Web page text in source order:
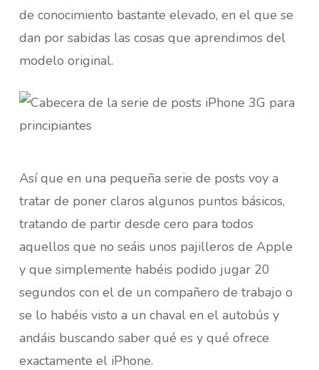
de conocimiento bastante elevado, en el que se
dan por sabidas las cosas que aprendimos del
modelo original.
Así que en una pequeña serie de posts voy a
tratar de poner claros algunos puntos básicos,
tratando de partir desde cero para todos
aquellos que no seáis unos pajilleros de Apple
y que simplemente habéis podido jugar 20
segundos con el de un compañero de trabajo o
se lo habéis visto a un chaval en el autobús y
andáis buscando saber qué es y qué ofrece
exactamente el iPhone.